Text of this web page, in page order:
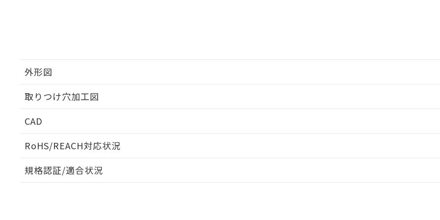
外形図
取りつけ穴加工図
CAD
RoHS/REACH対応状況
EU RoHS 注意事項・凡例
規格認証/適合状況